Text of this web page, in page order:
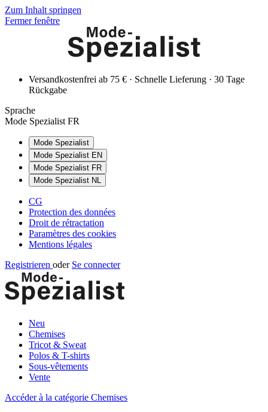
Zum Inhalt springen
Fermer fenêtre
Versandkostenfrei ab 75 € · Schnelle Lieferung · 30 Tage
Rückgabe
Sprache
Mode Spezialist FR
Mode Spezialist
Mode Spezialist EN
Mode Spezialist FR
Mode Spezialist NL
CG
Protection des données
Droit de rétractation
Paramètres des cookies
Mentions légales
Registrieren oder Se connecter
Neu
Chemises
Tricot & Sweat
Polos & T-shirts
Sous-vêtements
Vente
Accéder à la catégorie Chemises